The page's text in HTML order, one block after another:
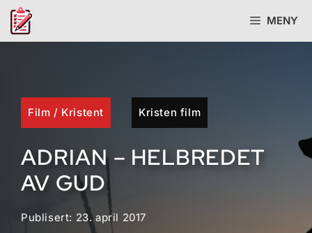
Hopp
MENY
Film / Kristent Kristen film
ADRIAN – HELBREDET
AV GUD
Publisert: 23. april 2017